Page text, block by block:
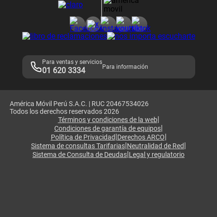
Adquirientes iPhone 6, 6S y SE
Mensaje de Seguridad
Términos y Condiciones de Tienda Claro
Libro de Reclamaciones
Para ventas y servicios
01 620 3334 Para información
América Móvil Perú S.A.C. | RUC 20467534026
Todos los derechos reservados 2026
Términos y condiciones de la web|
Condiciones de garantía de equipos|
Política de Privacidad|Derechos ARCO|
Sistema de consultas Tarifarias|Neutralidad de Red|
Sistema de Consulta de Deudas|Legal y regulatorio